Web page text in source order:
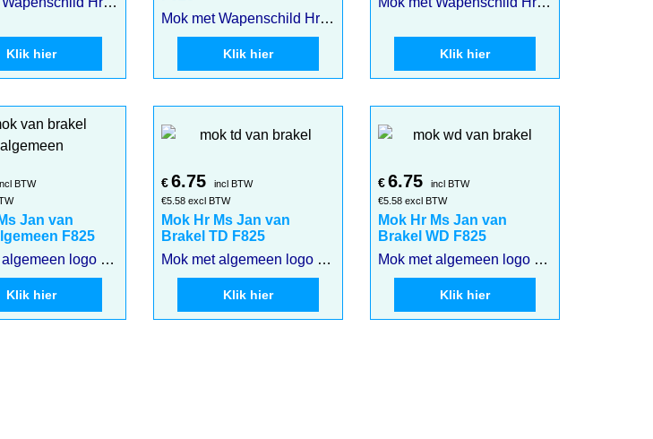
Klik hier
Mok met Wapenschild Hr Ms Philips van Almonde F823
Klik hier Klik hier
BTW
Jan van
F825
Mok met algemeen logo Hr Ms Jan van Brakel F825
Klik hier
€6.75
incl BTW
€5.58 excl BTW
Mok Hr Ms Jan van
Brakel TD F825
Mok met algemeen logo voor de TD Hr Ms Jan van Brakel F825
Klik hier
€6.75
incl BTW
€5.58 excl BTW
Mok Hr Ms Jan van
Brakel WD F825
Mok met algemeen logo voor de WD Hr Ms Jan van Brakel F825
Klik hier